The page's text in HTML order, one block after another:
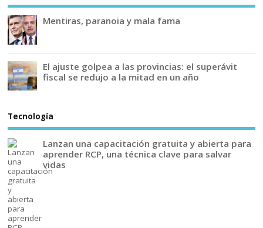
Mentiras, paranoia y mala fama
El ajuste golpea a las provincias: el superávit
fiscal se redujo a la mitad en un año
Tecnología
Lanzan una capacitación gratuita y abierta para
aprender RCP, una técnica clave para salvar
vidas